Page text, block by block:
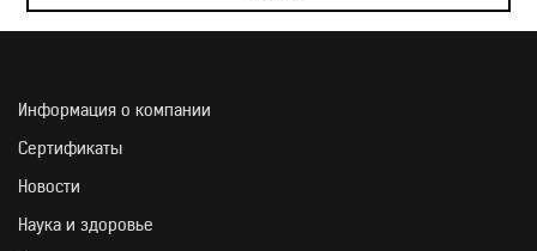
Информация о компании
Сертификаты
Новости
Наука и здоровье